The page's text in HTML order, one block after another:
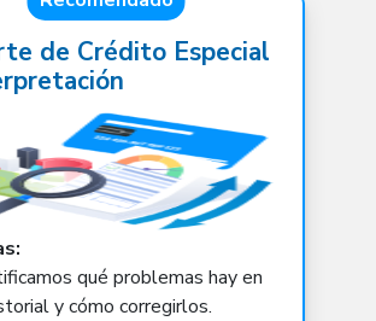
de Crédito Especial
qué problemas hay en
y cómo corregirlos.